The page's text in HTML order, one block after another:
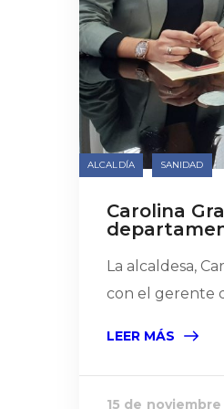
ALCALDÍA SANIDAD
Carolina
La alcaldesa,
con el gerente
LEER MÁS
15 de